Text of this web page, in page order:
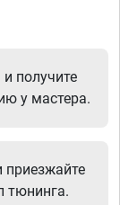
и получите
у мастера.
приезжайте
тюнинга.